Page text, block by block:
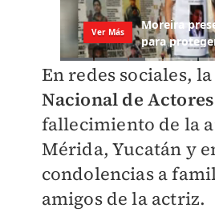
En redes sociales, la
Nacional de Actores
fallecimiento de la
Mérida, Yucatán y
condolencias a
amigos de la actriz.